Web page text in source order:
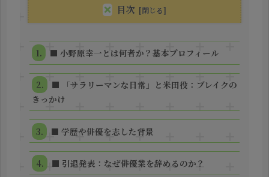
目次
■ 小野原幸一とは何者か？基本プロフィール
■ 「サラリーマンな日常」と米田役：ブレイクの
きっかけ
■ 学歴や俳優を志した背景
■ 引退発表：なぜ俳優業を辞めるのか？